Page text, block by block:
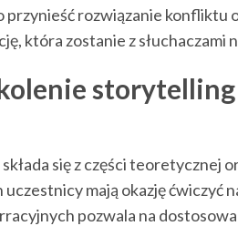
rozwiązanie konfliktu
która zostanie z słuchaczami
się z części teoretycznej
mają okazję ćwiczyć
pozwala na